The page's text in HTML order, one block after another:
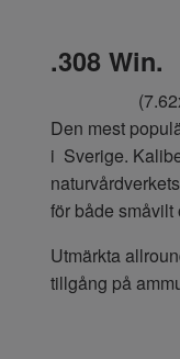
.308 Win.
Den mest
i Sverige.
för både småvilt
Utmärkta
tillgång på